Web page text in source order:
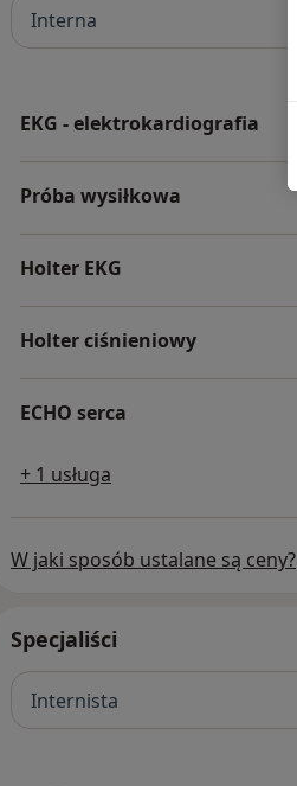
Interna
EKG - elektrokardiografia
Próba wysiłkowa
Holter EKG
Holter ciśnieniowy
ECHO serca
+ 1 usługa
W jaki sposób ustalane są ceny?
Specjaliści
Internista